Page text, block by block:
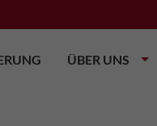
ÜBER UNS